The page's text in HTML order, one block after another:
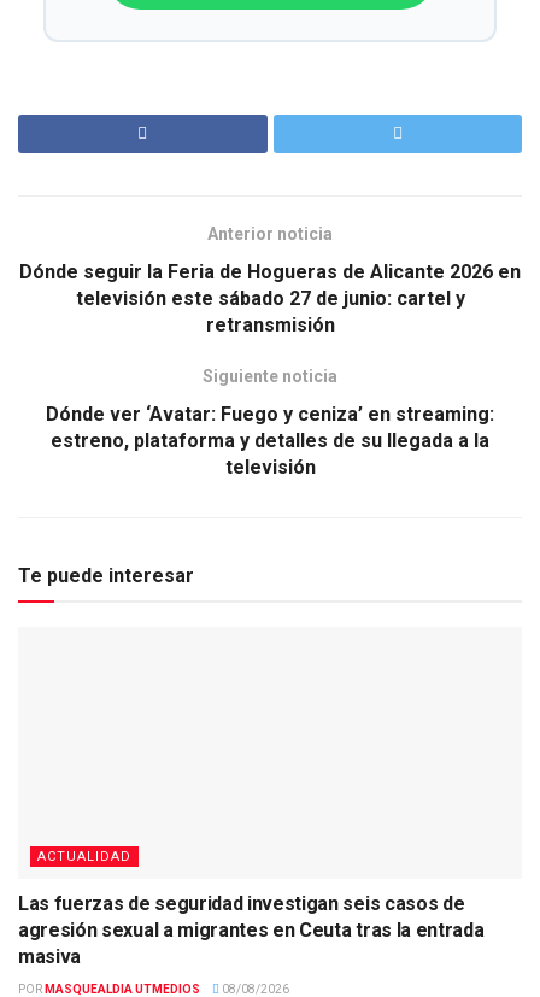
Anterior noticia
Dónde seguir la Feria de Hogueras de Alicante 2026 en
televisión este sábado 27 de junio: cartel y
retransmisión
Siguiente noticia
Dónde ver ‘Avatar: Fuego y ceniza’ en streaming:
estreno, plataforma y detalles de su llegada a la
televisión
Te puede interesar
ACTUALIDAD
Las fuerzas de seguridad investigan seis casos de
agresión sexual a migrantes en Ceuta tras la entrada
masiva
POR MASQUEALDIA UTMEDIOS 08/08/2026